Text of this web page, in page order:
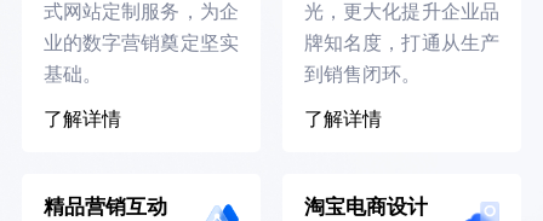
式网站定制服务，为企
业的数字营销奠定坚实
基础。
了解详情
光，更大化提升企业品
牌知名度，打通从生产
到销售闭环。
了解详情
精品营销互动 淘宝电商设计